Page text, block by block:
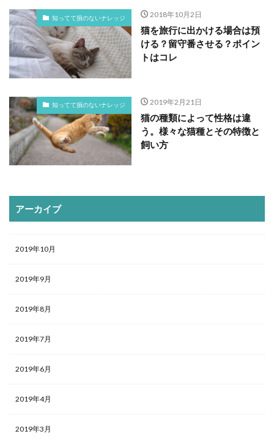
知ってて損のないナレッジ 2018年10月2日
猫を旅行に出かける場合は預
ける？留守番させる？ポイン
トはコレ
知ってて損のないナレッジ 2019年2月21日
猫の種類によって性格は違
う。様々な猫種とその特徴と
飼い方
アーカイブ
2019年10月
2019年9月
2019年8月
2019年7月
2019年6月
2019年4月
2019年3月